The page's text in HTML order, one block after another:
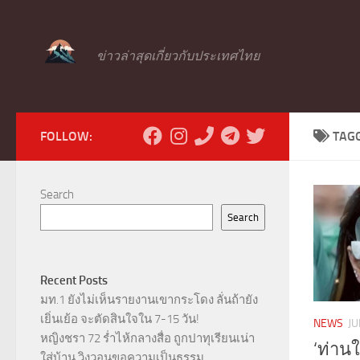
ข่าวล่าสุดเกี่ยวกับประเทศไทย
NEWS
‘ท่าน
FOLLOW:
Search
Search
Recent Posts
มท.1 ยังไม่เห็นรายงานเขากระโดง ลั่นถ้ายัง
เยิ่นเย้อ จะตัดสินใจใน 7-15 วัน!
หญิงชรา 72 ร่ำไห้กลางสื่อ ถูกปาทุเรียนเน่า